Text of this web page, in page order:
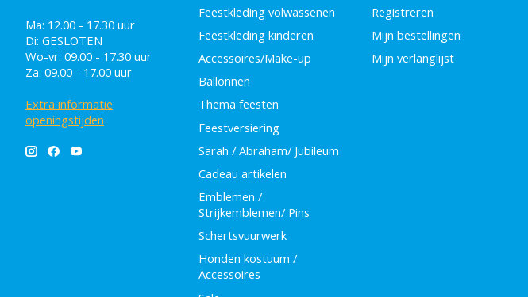
Ma: 12.00 - 17.30 uur
Di: GESLOTEN
Wo-vr: 09.00 - 17.30 uur
Za: 09.00 - 17.00 uur
Extra informatie
openingstijden
Feestkleding volwassenen
Feestkleding kinderen
Accessoires/Make-up
Ballonnen
Thema feesten
Feestversiering
Sarah / Abraham/ Jubileum
Cadeau artikelen
Emblemen /
Strijkemblemen/ Pins
Schertsvuurwerk
Honden kostuum /
Accessoires
Registreren
Mijn bestellingen
Mijn verlanglijst